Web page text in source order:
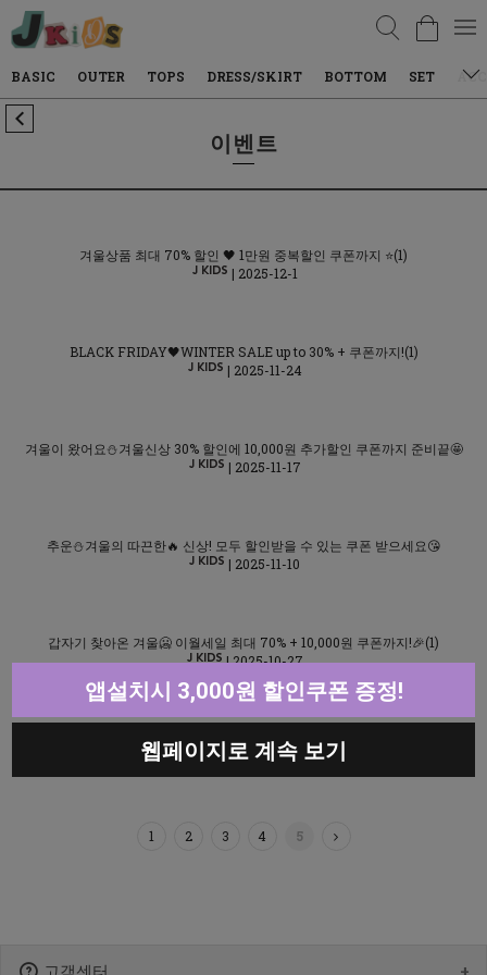
검색
BASIC OUTER TOPS DRESS/SKIRT BOTTOM SET ACC
이벤트
겨울상품 최대 70% 할인 🖤 1만원 중복할인 쿠폰까지 ⭐(1)
| 2025-12-1
BLACK FRIDAY🖤WINTER SALE up to 30% + 쿠폰까지!(1)
| 2025-11-24
겨울이 왔어요⛄겨울신상 30% 할인에 10,000원 추가할인 쿠폰까지 준비끝🤩
| 2025-11-17
추운⛄겨울의 따끈한🔥 신상! 모두 할인받을 수 있는 쿠폰 받으세요😘
| 2025-11-10
갑자기 찾아온 겨울🥶 이월세일 최대 70% + 10,000원 쿠폰까지!🎉(1)
| 2025-10-27
가을 정기세일🍁 최대 30% 할인 + 1만원 중복할인 쿠폰팩🌻(1)
| 2025-10-20
1 2 3 4 5
고객센터
앱설치시 3,000원 할인쿠폰 증정!
웹페이지로 계속 보기